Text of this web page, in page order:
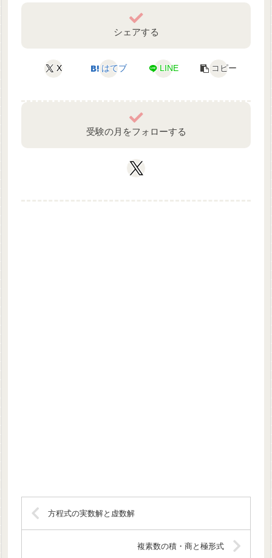
シェアする
X はてブ LINE コピー
受験の月をフォローする
方程式の実数解と虚数解
複素数の積・商と極形式